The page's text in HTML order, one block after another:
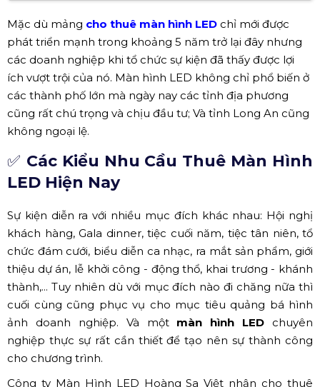
Mặc dù mảng cho thuê màn hình LED chỉ mới được
phát triển mạnh trong khoảng 5 năm trở lại đây nhưng
các doanh nghiệp khi tổ chức sự kiện đã thấy được lợi
ích vượt trội của nó. Màn hình LED không chỉ phổ biến ở
các thành phố lớn mà ngày nay các tỉnh địa phương
cũng rất chú trọng và chịu đầu tư; Và tỉnh Long An cũng
không ngoại lệ.
✅ Các Kiểu Nhu Cầu Thuê Màn Hình
LED Hiện Nay
Sự kiện diễn ra với nhiều mục đích khác nhau: Hội nghị
khách hàng, Gala dinner, tiệc cuối năm, tiệc tân niên, tổ
chức đám cưới, biểu diễn ca nhạc, ra mắt sản phẩm, giới
thiệu dự án, lễ khởi công - động thổ, khai trương - khánh
thành,... Tuy nhiên dù với mục đích nào đi chăng nữa thì
cuối cùng cũng phục vụ cho mục tiêu quảng bá hình
ảnh doanh nghiệp. Và một màn hình LED chuyên
nghiệp thực sự rất cần thiết để tạo nên sự thành công
cho chương trình.
Công ty Màn Hình LED Hoàng Sa Việt nhận cho thuê